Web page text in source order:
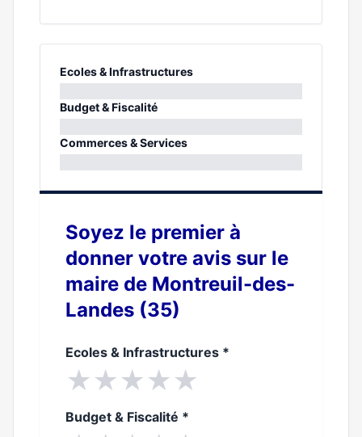
Ecoles & Infrastructures
0%
Budget & Fiscalité
0%
Commerces & Services
Soyez le premier à
donner votre avis sur le
maire de Montreuil-des-
Landes (35)
Ecoles & Infrastructures *
★★★★★
Budget & Fiscalité *